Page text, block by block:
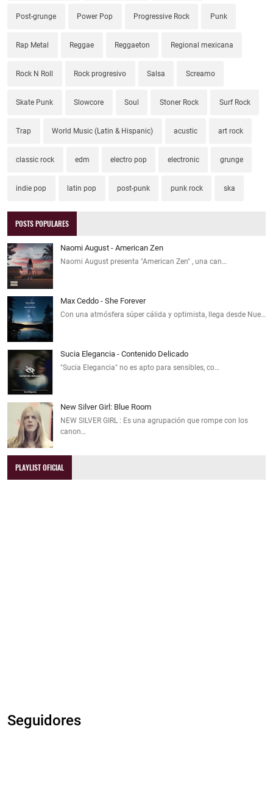
Post-grunge Power Pop Progressive Rock Punk
Rap Metal Reggae Reggaeton Regional mexicana
Rock N Roll Rock progresivo Salsa Screamo
Skate Punk Slowcore Soul Stoner Rock Surf Rock
Trap World Music (Latin & Hispanic) acustic art rock
classic rock edm electro pop electronic grunge
indie pop latin pop post-punk punk rock ska
POSTS POPULARES
Naomi August - American Zen
Naomi August presenta "American Zen" , una can…
Max Ceddo - She Forever
Con una atmósfera súper cálida y optimista, llega desde Nue…
Sucia Elegancia - Contenido Delicado
"Sucia Elegancia" no es apto para sensibles, co…
New Silver Girl: Blue Room
NEW SILVER GIRL : Es una agrupación que rompe con los
canon…
PLAYLIST OFICIAL
Seguidores